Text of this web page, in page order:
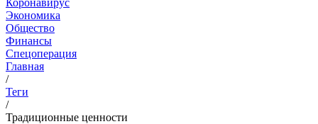
Коронавирус
Экономика
Общество
Финансы
Спецоперация
Главная
/
Теги
/
Традиционные ценности